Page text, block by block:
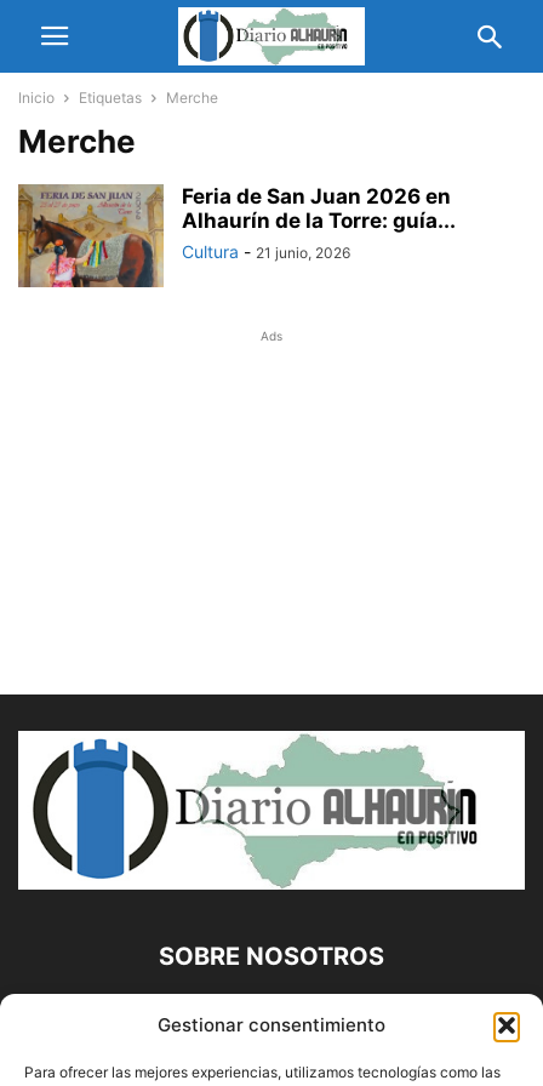
Gestionar consentimiento
Para ofrecer las mejores experiencias, utilizamos tecnologías como las
Inicio Etiquetas Merche
Merche
Feria de San Juan 2026 en
Alhaurín de la Torre: guía...
Cultura - 21 junio, 2026
Ads
SOBRE NOSOTROS
Diario Alhaurín (www.alhaurindelatorre.com) Propiedad de
Francisco E. López López | 639 95 71 95 | Noticias de
Alhaurín de la Torre, Málaga y Provincia|